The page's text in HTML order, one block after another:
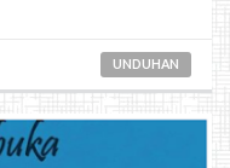
UNDUHAN